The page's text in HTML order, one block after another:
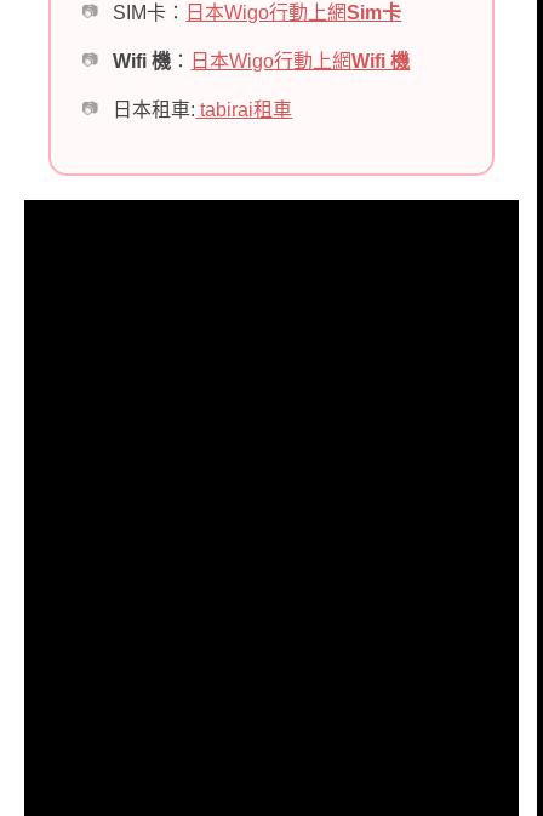
SIM卡： 日本Wigo行動上網Sim卡
Wifi 機 ： 日本Wigo行動上網Wifi 機
日本租車: tabirai租車